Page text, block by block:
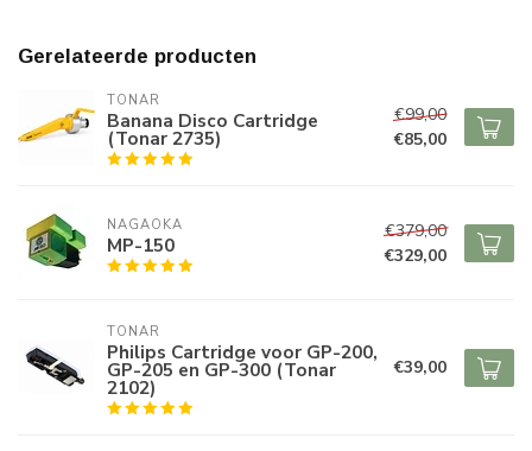
Gerelateerde producten
TONAR
Banana Disco Cartridge
(Tonar 2735)
€99,00
€85,00
NAGAOKA
MP-150
€379,00
€329,00
TONAR
Philips Cartridge voor GP-200,
GP-205 en GP-300 (Tonar
2102)
€39,00